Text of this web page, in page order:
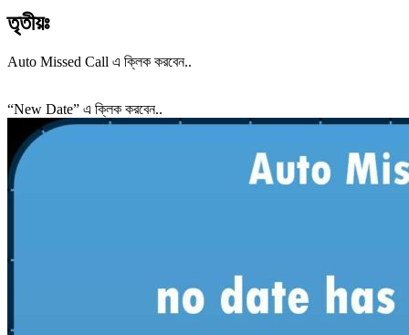
তৃতীয়ঃ
Auto Missed Call এ ক্লিক করবেন..
“New Date” এ ক্লিক করবেন..